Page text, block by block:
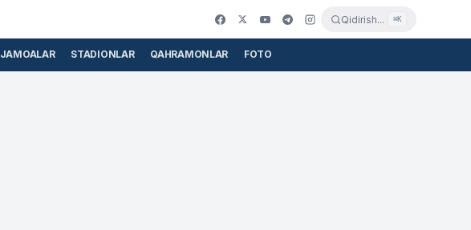
Qidirish... ⌘K
JAMOALAR STADIONLAR QAHRAMONLAR FOTO